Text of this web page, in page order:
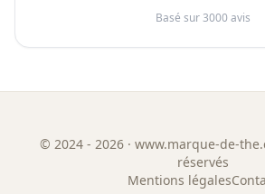
Basé sur 3000 avis
© 2024 - 2026· www.marque-de-
réservés
Mentions légales